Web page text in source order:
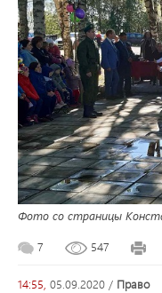
Фото со страницы
7 547
14:55, 05.09.2020 / право